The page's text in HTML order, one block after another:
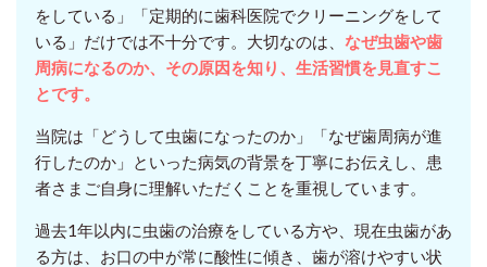
をしている」「定期的に歯科医院でクリーニングをして
いる」だけでは不十分です。大切なのは、 なぜ虫歯や歯
周病になるのか、その原因を知り、生活習慣を見直すこ
とです。
当院は「どうして虫歯になったのか」「なぜ歯周病が進
行したのか」といった病気の背景を丁寧にお伝えし、患
者さまご自身に理解いただくことを重視しています。
過去1年以内に虫歯の治療をしている方や、現在虫歯があ
る方は、お口の中が常に酸性に傾き、歯が溶けやすい状